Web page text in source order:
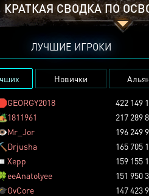
КРАТКАЯ СВОДКА ПО
ЛУЧШИЕ ИГРОКИ
Новички
GEORGY2018
422 149
1811961
217 289
Mr_Jor
196 249
Drjusha
165 705
◽ Xepp
159 155
eeAnatolyee
151 950
OvCore
147 423